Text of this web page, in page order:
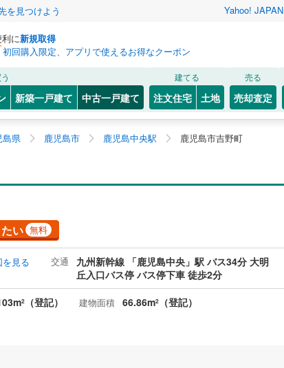
を見つけよう Yahoo! JAPAN
に新規取得
初回購入限定、アプリで使えるお得なクーポン
新築一戸建て 中古一戸建て
建てる
注文住宅 土地
売る
売却査定
島県 鹿児島市 鹿児島中央駅 鹿児島市吉野町
い 無料
を見る 交通
九州新幹線 「鹿児島中央」駅 バス34分 大明
丘入口バス停 バス停下車 徒歩2分
2 （登記） 建物面積 66.86m2 （登記）